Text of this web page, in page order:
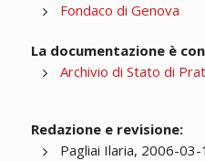
Fondaco di Genova
La documentazione è
Archivio di Stato di
Redazione e revisione:
Pagliai Ilaria, 2006-